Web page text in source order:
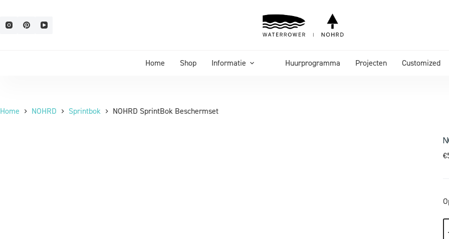
Home Shop Informatie Huurprogramma Projecten Customized
Home NOHRD Sprintbok NOHRD SprintBok Beschermset
€